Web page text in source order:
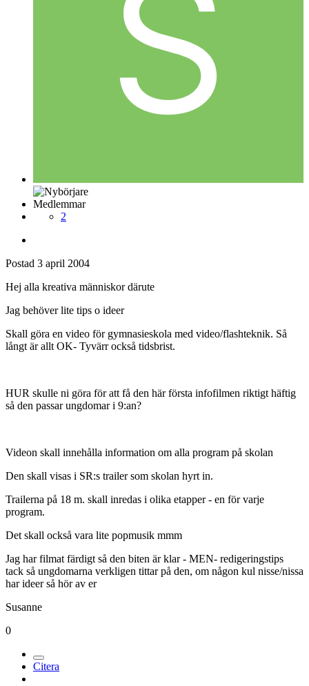
Medlemmar
2
Postad 3 april 2004
Hej alla kreativa människor därute
Jag behöver lite tips o ideer
Skall göra en video för gymnasieskola med video/flashteknik. Så
långt är allt OK- Tyvärr också tidsbrist.
HUR skulle ni göra för att få den här första infofilmen riktigt häftig
så den passar ungdomar i 9:an?
Videon skall innehålla information om alla program på skolan
Den skall visas i SR:s trailer som skolan hyrt in.
Trailerna på 18 m. skall inredas i olika etapper - en för varje
program.
Det skall också vara lite popmusik mmm
Jag har filmat färdigt så den biten är klar - MEN- redigeringstips
tack så ungdomarna verkligen tittar på den, om någon kul nisse/nissa
har ideer så hör av er
Susanne
0
Citera